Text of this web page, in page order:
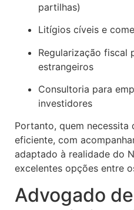
partilhas)
Litígios cíveis e
Regularização fiscal
estrangeiros
Consultoria para
investidores
Portanto, quem
eficiente, com
adaptado à realidade do
excelentes opções entre
Advogado